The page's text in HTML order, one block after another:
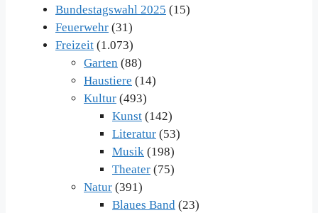
Bundestagswahl 2025 (15)
Feuerwehr (31)
Freizeit (1.073)
Garten (88)
Haustiere (14)
Kultur (493)
Kunst (142)
Literatur (53)
Musik (198)
Theater (75)
Natur (391)
Blaues Band (23)